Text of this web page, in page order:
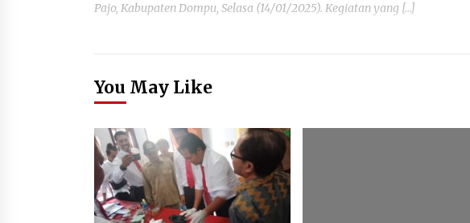
Pajo, Kabupaten Dompu, Selasa (14/01/2025). Kegiatan yang […]
You May Like